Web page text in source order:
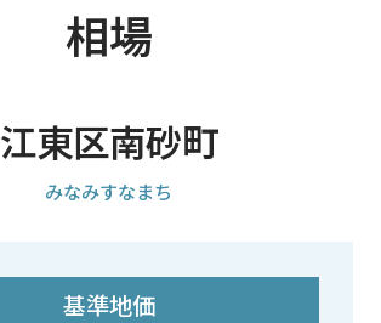
相場
江東区南砂町
みなみすなまち
基準地価